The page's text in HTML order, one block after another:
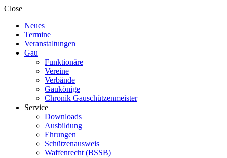
Close
Neues
Termine
Veranstaltungen
Gau
Funktionäre
Vereine
Verbände
Gaukönige
Chronik Gauschützenmeister
Service
Downloads
Ausbildung
Ehrungen
Schützenausweis
Waffenrecht (BSSB)